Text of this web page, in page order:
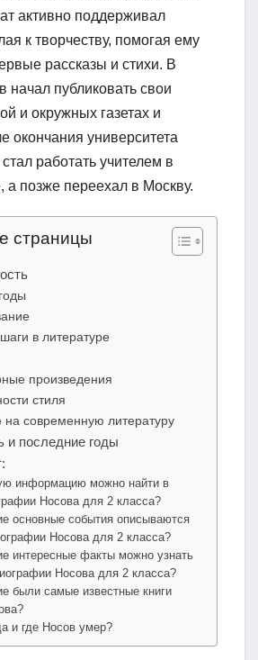
активно поддерживал
к творчеству, помогая ему
рассказы и стихи. В
начал публиковать свои
и окружных газетах и
окончания университета
работать учителем в
а позже переехал в Москву.
страницы
в литературе
произведения
стиля
на современную литературу
и последние годы
информацию можно найти в
Носова для 2 класса?
основные события описываются
Носова для 2 класса?
интересные факты можно узнать
Носова для 2 класса?
были самые известные книги
и где Носов умер?